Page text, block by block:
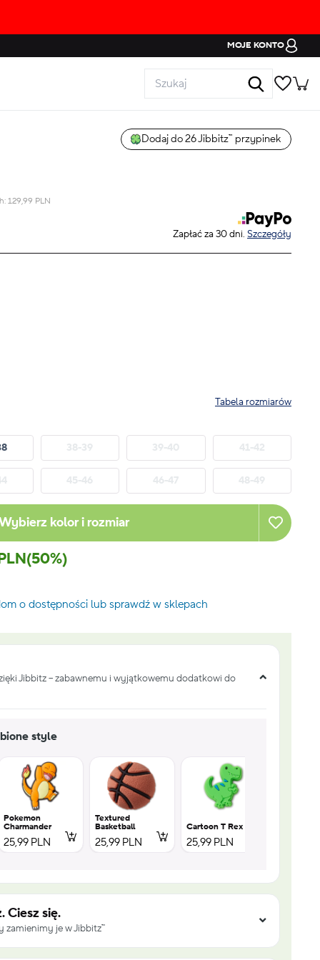
MOJE KONTO
Dodaj do 26 Jibbitz™ przypinek
129,99 PLN
Zapłać za 30 dni. Szczegóły
Tabela rozmiarów
38-39 39-40 41-42
45-46 46-47 48-49
kolor i rozmiar
(50%)
o dostępności lub sprawdź w sklepach
Jibbitz – zabawnemu i wyjątkowemu dodatkowi do
style
Pokemon
Charmander
25,99 PLN
Textured
Basketball
25,99 PLN
Cartoon T Rex
25,99 PLN
Ciesz się.
zamienimy je w Jibbitz™